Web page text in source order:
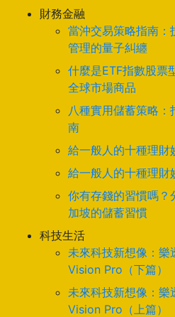
財務金融
當沖交易策略指南：
管理的量子糾纏
什麼是ETF指數股票
全球市場商品
八種實用儲蓄策略
南
給一般人的十種理財
給一般人的十種理財
你有存錢的習慣嗎？
加坡的儲蓄習慣
科技生活
未來科技新想像：
Vision Pro（下篇）
未來科技新想像：
Vision Pro（上篇）